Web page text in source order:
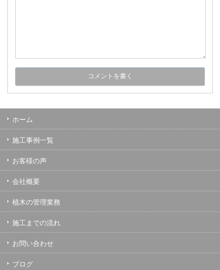
ホーム
施工事例一覧
お客様の声
会社概要
植木の管理業務
施工までの流れ
お問い合わせ
ブログ